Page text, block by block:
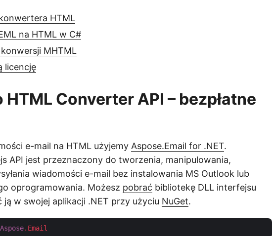
HTML
na HTML w C#
MHTML
licencję
HTML Converter API – bezpłatne
e-mail na HTML użyjemy Aspose.Email for .NET.
API jest przeznaczony do tworzenia, manipulowania,
wiadomości e-mail bez instalowania MS Outlook lub
oprogramowania. Możesz pobrać bibliotekę DLL interfejsu
ją w swojej aplikacji .NET przy użyciu NuGet.
Aspose.Email